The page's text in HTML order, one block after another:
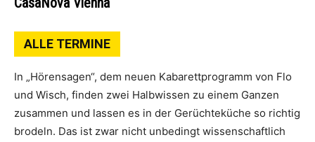
ALLE TERMINE
In „Hörensagen“, dem neuen Kabarettprogramm von Flo
und Wisch, finden zwei Halbwissen zu einem Ganzen
zusammen und lassen es in der Gerüchteküche so richtig
brodeln. Das ist zwar nicht unbedingt wissenschaftlich